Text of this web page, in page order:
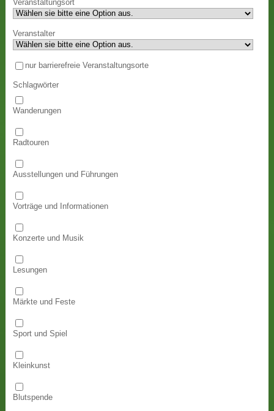
Veranstaltungsort
Veranstalter
nur barrierefreie Veranstaltungsorte
Schlagwörter
Wanderungen
Radtouren
Ausstellungen und Führungen
Vorträge und Informationen
Konzerte und Musik
Lesungen
Märkte und Feste
Sport und Spiel
Kleinkunst
Blutspende